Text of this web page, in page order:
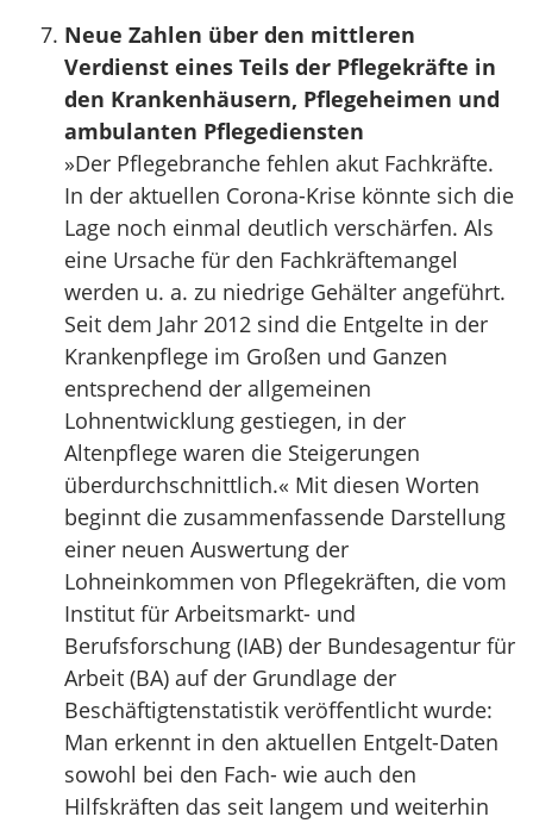
Neue Zahlen über den mittleren
Verdienst eines Teils der Pflegekräfte in
den Krankenhäusern, Pflegeheimen und
ambulanten Pflegediensten
»Der Pflegebranche fehlen akut Fachkräfte.
In der aktuellen Corona-Krise könnte sich die
Lage noch einmal deutlich verschärfen. Als
eine Ursache für den Fachkräftemangel
werden u. a. zu niedrige Gehälter angeführt.
Seit dem Jahr 2012 sind die Entgelte in der
Krankenpflege im Großen und Ganzen
entsprechend der allgemeinen
Lohnentwicklung gestiegen, in der
Altenpflege waren die Steigerungen
überdurchschnittlich.« Mit diesen Worten
beginnt die zusammenfassende Darstellung
einer neuen Auswertung der
Lohneinkommen von Pflegekräften, die vom
Institut für Arbeitsmarkt- und
Berufsforschung (IAB) der Bundesagentur für
Arbeit (BA) auf der Grundlage der
Beschäftigtenstatistik veröffentlicht wurde:
Man erkennt in den aktuellen Entgelt-Daten
sowohl bei den Fach- wie auch den
Hilfskräften das seit langem und weiterhin